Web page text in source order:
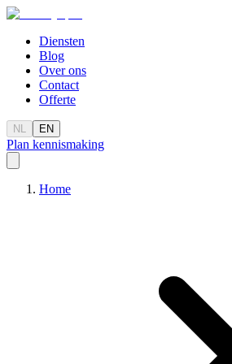
Diensten
Blog
Over ons
Contact
Offerte
NL EN
Plan kennismaking
Home